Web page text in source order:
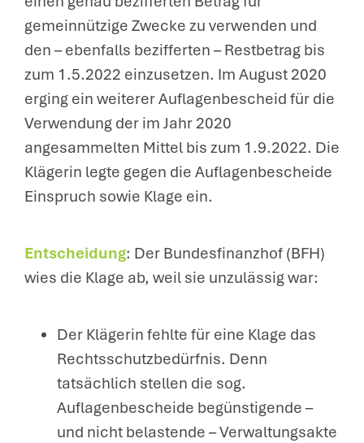
gemeinnützige Zwecke zu verwenden und
den – ebenfalls bezifferten – Restbetrag bis
zum 1.5.2022 einzusetzen. Im August 2020
erging ein weiterer Auflagenbescheid für die
Verwendung der im Jahr 2020
angesammelten Mittel bis zum 1.9.2022. Die
Klägerin legte gegen die Auflagenbescheide
Einspruch sowie Klage ein.
Entscheidung: Der Bundesfinanzhof (BFH)
wies die Klage ab, weil sie unzulässig war:
Der Klägerin fehlte für eine Klage das
Rechtsschutzbedürfnis. Denn
tatsächlich stellen die sog.
Auflagenbescheide begünstigende –
und nicht belastende – Verwaltungsakte